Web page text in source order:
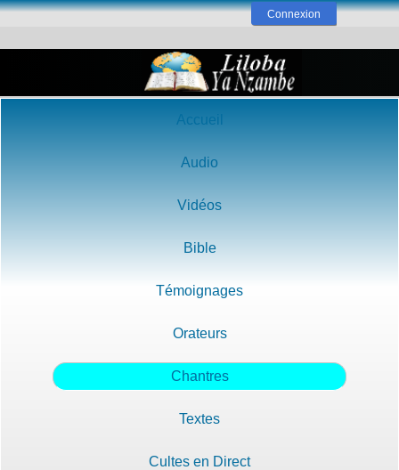
Connexion
Accueil
Audio
Vidéos
Bible
Témoignages
Orateurs
Chantres
Textes
Cultes en Direct